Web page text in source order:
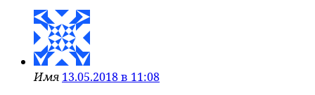
Имя 13.05.2018 в 11:08